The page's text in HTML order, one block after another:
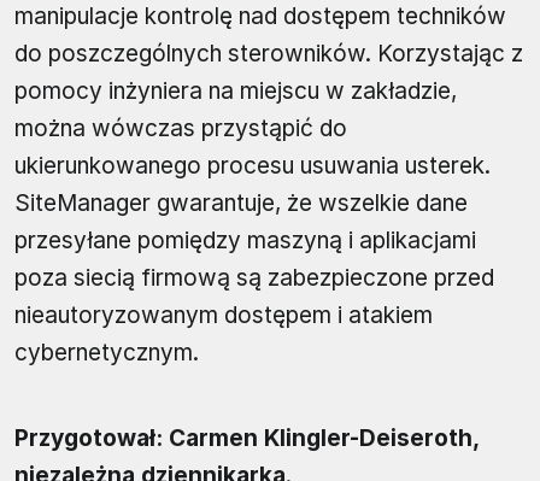
manipulacje kontrolę nad dostępem techników
do poszczególnych sterowników. Korzystając z
pomocy inżyniera na miejscu w zakładzie,
można wówczas przystąpić do
ukierunkowanego procesu usuwania usterek.
SiteManager gwarantuje, że wszelkie dane
przesyłane pomiędzy maszyną i aplikacjami
poza siecią firmową są zabezpieczone przed
nieautoryzowanym dostępem i atakiem
cybernetycznym.
Przygotował: Carmen Klingler-Deiseroth,
niezależna dziennikarka.